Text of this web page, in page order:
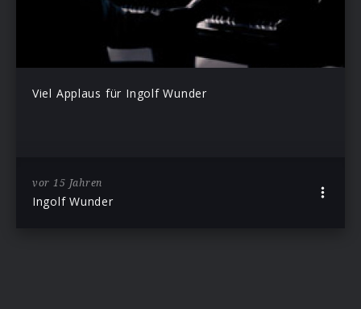
Viel Applaus für Ingolf Wunder
vor 15 Jahren
Ingolf Wunder